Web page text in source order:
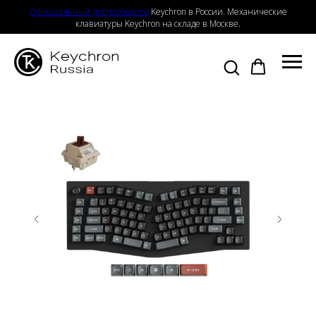
Официальный дистрибьютор Keychron в России. Механические
клавиатуры Keychron на складе в Москве.